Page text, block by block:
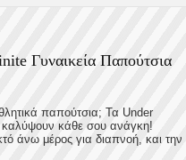
Γυναικεία Παπούτσια
παπούτσια; Τα Under
καλύψουν κάθε σου ανάγκη!
άνω μέρος για διαπνοή, και την